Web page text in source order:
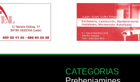
CATEGORIAS